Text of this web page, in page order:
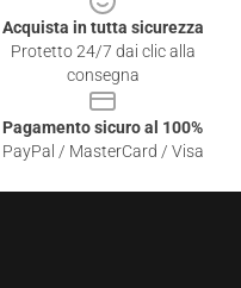
Acquista in tutta sicurezza
Protetto 24/7 dai clic alla
consegna
Pagamento sicuro al 100%
PayPal / MasterCard / Visa